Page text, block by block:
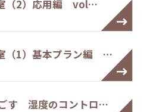
（2）応用編 vol…
（1）基本プラン編 …
す 湿度のコントロ…